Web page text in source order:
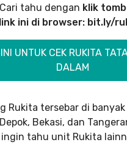
tahu dengan klik
ini di browser: bit.ly/
UNTUK CEK RUKITA
DALAM
Rukita tersebar di
Bekasi, dan
tahu unit Rukita